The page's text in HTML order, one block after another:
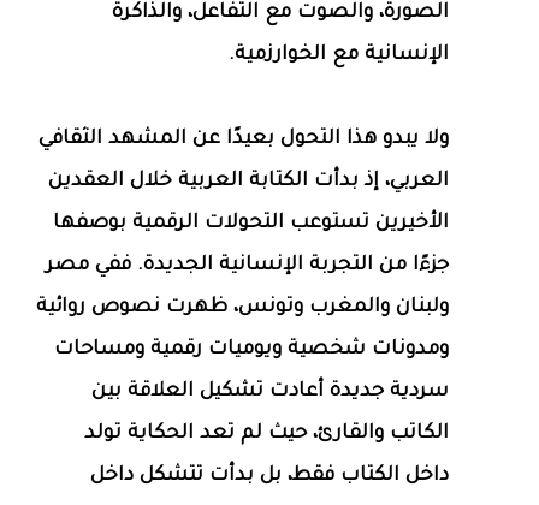
الصورة، والصوت مع التفاعل، والذاكرة
الإنسانية مع الخوارزمية.
ولا يبدو هذا التحول بعيدًا عن المشهد الثقافي
العربي، إذ بدأت الكتابة العربية خلال العقدين
الأخيرين تستوعب التحولات الرقمية بوصفها
جزءًا من التجربة الإنسانية الجديدة. ففي مصر
ولبنان والمغرب وتونس، ظهرت نصوص روائية
ومدونات شخصية ويوميات رقمية ومساحات
سردية جديدة أعادت تشكيل العلاقة بين
الكاتب والقارئ، حيث لم تعد الحكاية تولد
داخل الكتاب فقط، بل بدأت تتشكل داخل